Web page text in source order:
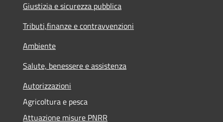
Giustizia e sicurezza pubblica
Tributi,finanze e contravvenzioni
Ambiente
Salute, benessere e assistenza
Autorizzazioni
Agricoltura e pesca
Attuazione misure PNRR